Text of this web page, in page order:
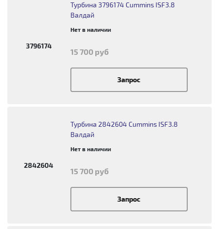
3796174
Турбина 3796174 Cummins ISF3.8
Валдай
Нет в наличии
15 700 руб
Запрос
2842604
Турбина 2842604 Cummins ISF3.8
Валдай
Нет в наличии
15 700 руб
Запрос